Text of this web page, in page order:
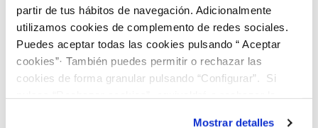
partir de tus hábitos de navegación. Adicionalmente
utilizamos cookies de complemento de redes sociales.
Puedes aceptar todas las cookies pulsando “ Aceptar
cookies”· También puedes permitir o rechazar las
cookies de forma granular pulsando “Configurar”. Si
Mostrar detalles